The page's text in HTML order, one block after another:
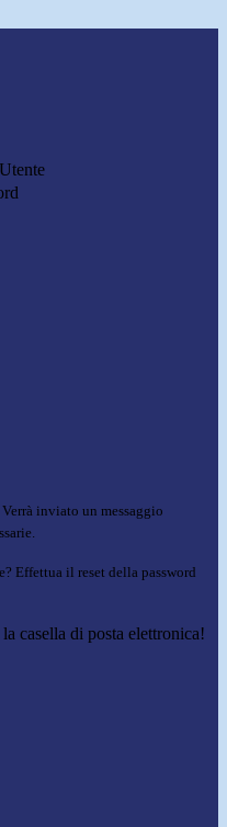
Verrà inviato un messaggio
Effettua il reset della password
casella di posta elettronica!